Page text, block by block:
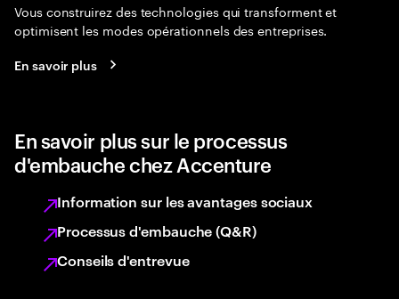
Vous construirez des technologies qui transforment et
optimisent les modes opérationnels des entreprises.
En savoir plus
En savoir plus sur le processus
d'embauche chez Accenture
Information sur les avantages sociaux
Processus d'embauche (Q&R)
Conseils d'entrevue